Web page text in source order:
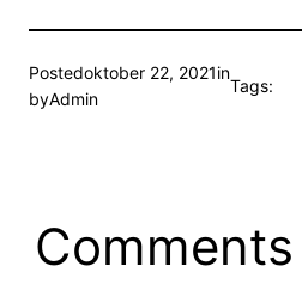
Postedoktober 22, 2021in
byAdmin
Tags:
Comments